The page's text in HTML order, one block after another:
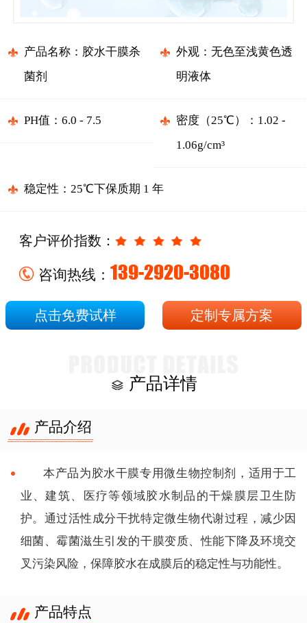
产品名称：胶水干膜杀
菌剂
外观：无色至浅黄色透
明液体
PH值：6.0 - 7.5
密度（25℃）：1.02 -
1.06g/cm³
稳定性：25℃下保质期 1 年
客户评价指数：
咨询热线： 139-2920-3080
点击免费试样 定制专属方案
产品详情
产品介绍
本产品为胶水干膜专用微生物控制剂，适用于工
业、建筑、医疗等领域胶水制品的干燥膜层卫生防
护。通过活性成分干扰特定微生物代谢过程，减少因
细菌、霉菌滋生引发的干膜变质、性能下降及环境交
叉污染风险，保障胶水在成膜后的稳定性与功能性。
产品特点